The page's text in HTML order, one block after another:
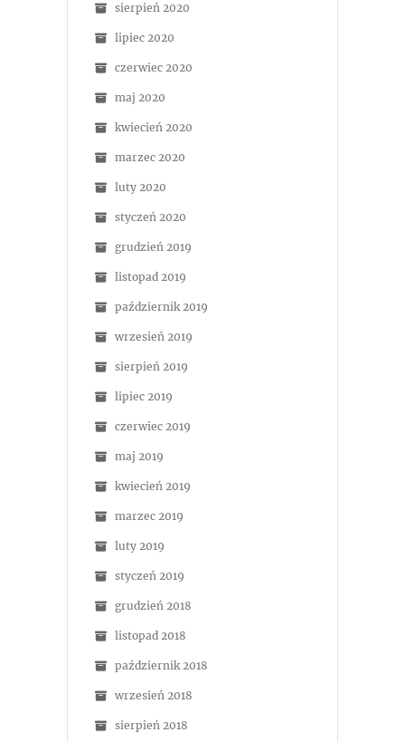
sierpień 2020
lipiec 2020
czerwiec 2020
maj 2020
kwiecień 2020
marzec 2020
luty 2020
styczeń 2020
grudzień 2019
listopad 2019
październik 2019
wrzesień 2019
sierpień 2019
lipiec 2019
czerwiec 2019
maj 2019
kwiecień 2019
marzec 2019
luty 2019
styczeń 2019
grudzień 2018
listopad 2018
październik 2018
wrzesień 2018
sierpień 2018